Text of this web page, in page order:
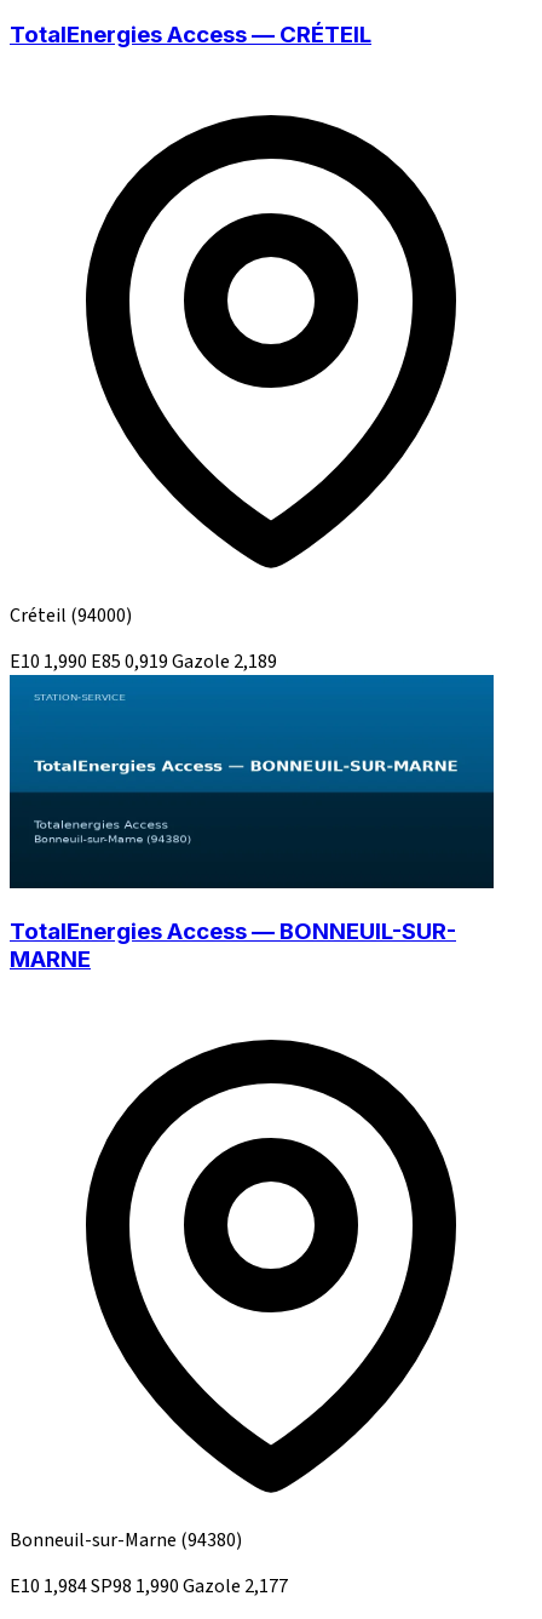
TotalEnergies Access — CRÉTEIL
Créteil (94000)
E10 1,990 E850,919Gazole 2,189
TotalEnergies Access — BONNEUIL-SUR-
MARNE
Bonneuil-sur-Marne (94380)
E10 1,984SP98 1,990Gazole 2,177